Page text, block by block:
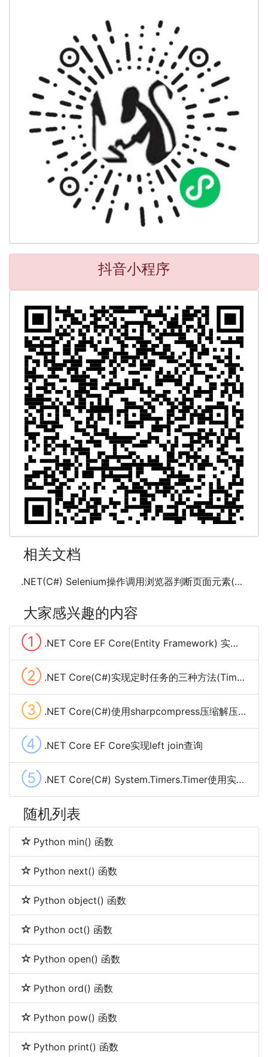
抖音小程序
相关文档
.NET(C#) Selenium操作调用浏览器判断页面元素(ElementIsVisible)可见的方法
大家感兴趣的内容
① .NET Core EF Core(Entity Framework) 实现分组查询(group by)
② .NET Core(C#)实现定时任务的三种方法(Timer、Quartz.NET、sleep和Task)
③ .NET Core(C#)使用sharpcompress压缩解压文件(.rar,.zip,tar.bz2,.7z,.tar.gz)
④ .NET Core EF Core实现left join查询
⑤ .NET Core(C#) System.Timers.Timer使用实现定时任务及示例代码
随机列表
Python min() 函数
Python next() 函数
Python object() 函数
Python oct() 函数
Python open() 函数
Python ord() 函数
Python pow() 函数
Python print() 函数